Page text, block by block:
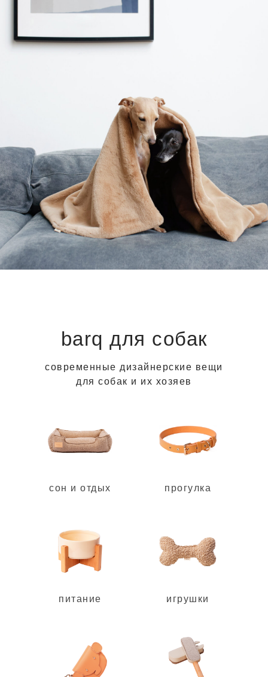
каталог
barq для собак
современные дизайнерские вещи
для собак и их хозяев
сон и отдых прогулка
питание игрушки
в магазин ➔